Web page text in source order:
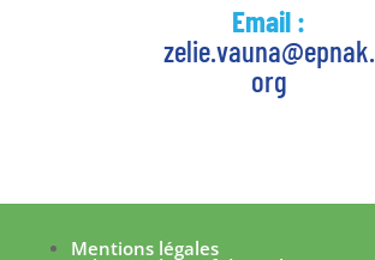
Email :
zelie.vauna@epnak.
org
Mentions légales